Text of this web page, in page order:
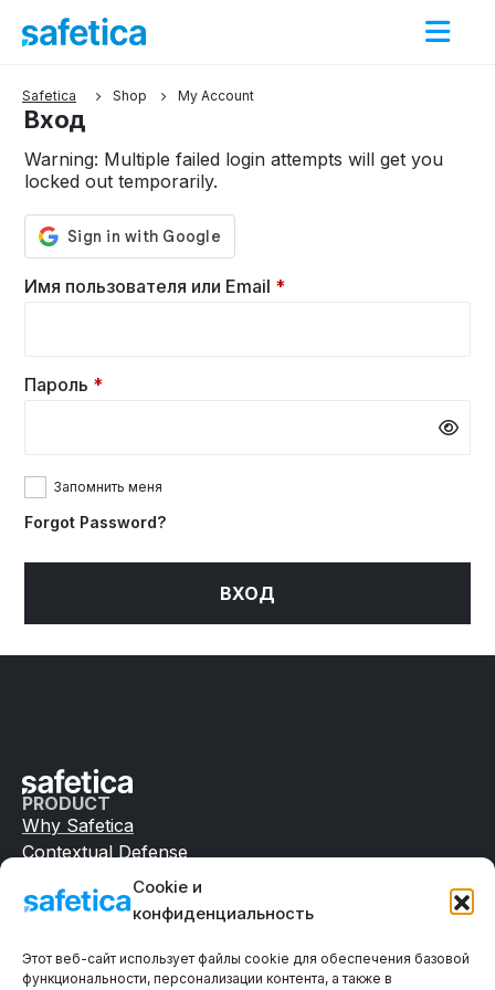
Cookie и
конфиденциальность
Этот веб-сайт использует файлы cookie для обеспечения базовой
функциональности, персонализации контента, а также в
Shop My Account
Вход
Warning: Multiple failed login attempts will get you
locked out temporarily.
Имя пользователя или Email *
Пароль *
Запомнить меня
Forgot Password?
ВХОД
PRODUCT
Why Safetica
Contextual Defense
SERVICES & SUPPORT
Knowledge Base
Support
Professional Services